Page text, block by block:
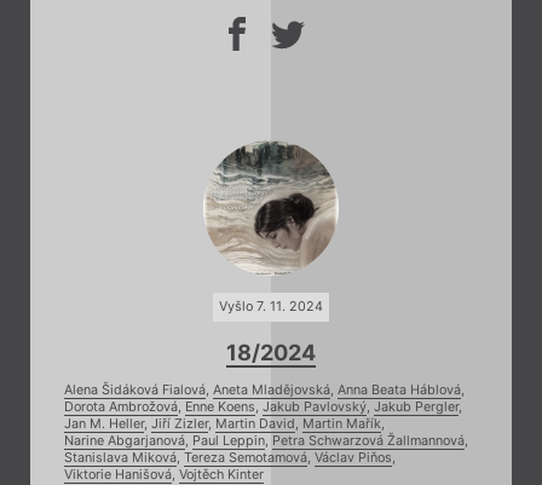
Vyšlo 7. 11. 2024
18/2024
Alena Šidáková Fialová, Aneta Mladějovská, Anna Beata Háblová,
Dorota Ambrožová, Enne Koens, Jakub Pavlovský, Jakub Pergler,
Jan M. Heller, Jiří Zizler, Martin David , Martin Mařík,
Narine Abgarjanová, Paul Leppin, Petra Schwarzová Žallmannová,
Stanislava Miková, Tereza Semotamová, Václav Piňos,
Viktorie Hanišová, Vojtěch Kinter